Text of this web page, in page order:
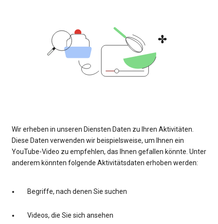
Wir erheben in unseren Diensten Daten zu Ihren Aktivitäten.
Diese Daten verwenden wir beispielsweise, um Ihnen ein
YouTube-Video zu empfehlen, das Ihnen gefallen könnte. Unter
anderem könnten folgende Aktivitätsdaten erhoben werden:
Begriffe, nach denen Sie suchen
Videos, die Sie sich ansehen